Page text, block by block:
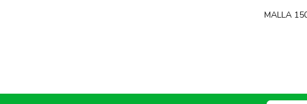
MALLA